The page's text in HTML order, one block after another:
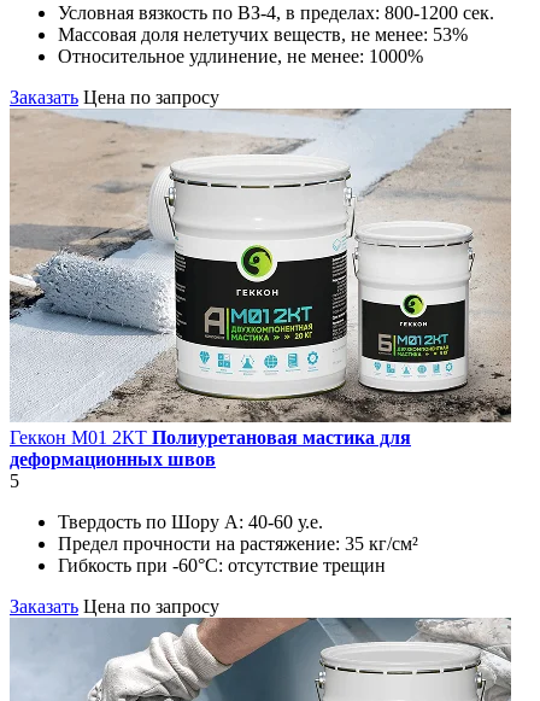
Условная вязкость по ВЗ-4, в пределах: 800-1200 сек.
Массовая доля нелетучих веществ, не менее: 53%
Относительное удлинение, не менее: 1000%
Заказать Цена по запросу
Геккон М01 2КT Полиуретановая мастика для
деформационных швов
5
Твердость по Шору А: 40-60 у.е.
Предел прочности на растяжение: 35 кг/см²
Гибкость при -60°С: отсутствие трещин
Заказать Цена по запросу